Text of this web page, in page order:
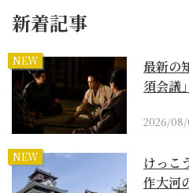
新着記事
NEW
最新の
須会議
2026/
NEW
けっこ
作大河